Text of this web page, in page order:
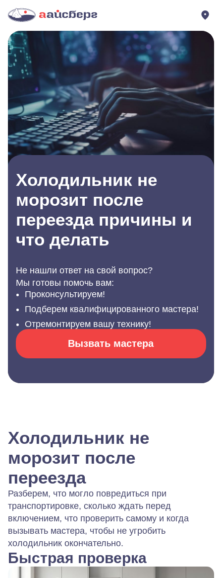
Холодильник не
морозит после
переезда причины и
что делать
Не нашли ответ на свой вопрос?
Мы готовы помочь вам:
Проконсультируем!
Подберем квалифицированного мастера!
Отремонтируем вашу технику!
Вызвать мастера
Холодильник не
морозит после
переезда
Разберем, что могло повредиться при
транспортировке, сколько ждать перед
включением, что проверить самому и когда
вызывать мастера, чтобы не угробить
холодильник окончательно.
Быстрая проверка